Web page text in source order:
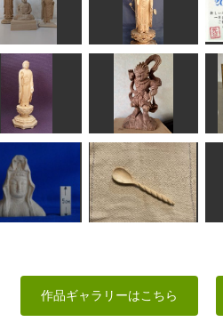
リケラトプス
ken
薔薇と少女
shadow
仏像
にっさん
阿弥陀如来立像(東)
ノブサン
陀如来立像
takkymouse
深沙大将
なんぺい
白衣観音上半身
ねじれたスプーン
さと
作品ギャラリーはこちら